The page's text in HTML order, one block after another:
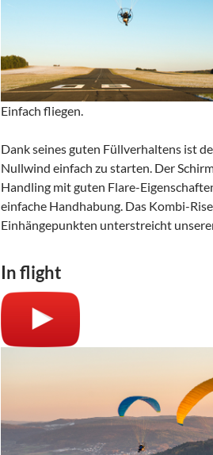
Einfach fliegen.
Dank seines guten Füllverhaltens ist
Nullwind einfach zu starten. Der
Handling mit guten Flare-
einfache Handhabung. Das Kombi-
Einhängepunkten unterstreicht
In flight